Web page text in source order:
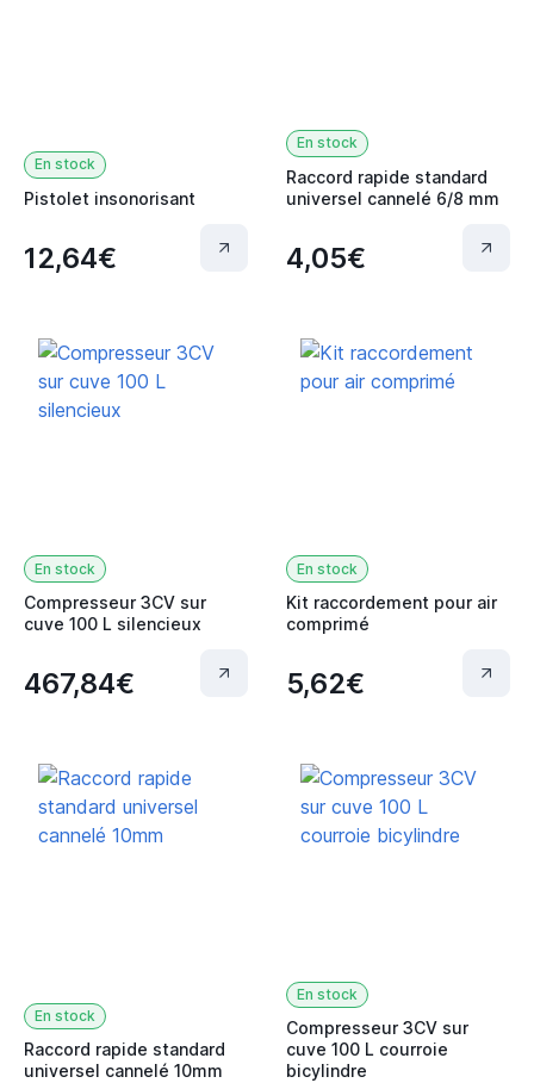
En stock
Pistolet insonorisant
12,64€
En stock
Raccord rapide standard
universel cannelé 6/8 mm
4,05€
En stock
Compresseur 3CV sur
cuve 100 L silencieux
467,84€
En stock
Kit raccordement pour air
comprimé
5,62€
En stock
Raccord rapide standard
universel cannelé 10mm
En stock
Compresseur 3CV sur
cuve 100 L courroie
bicylindre